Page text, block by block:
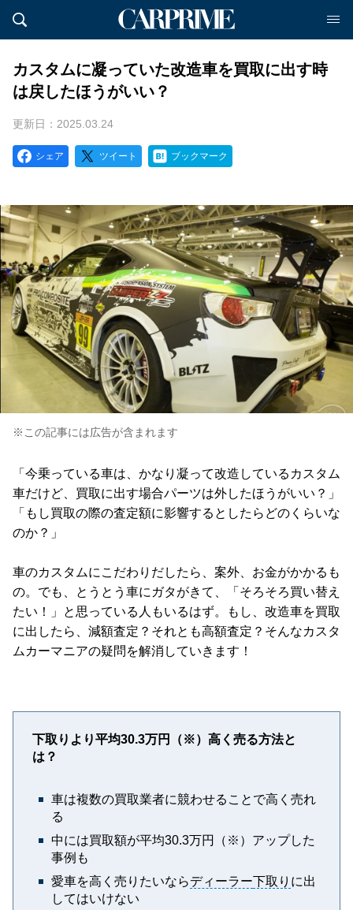
カスタムに凝っていた改造車を買取に出す時
は戻したほうがいい？
更新日：2025.03.24
シェア ツイート ブックマーク
※この記事には広告が含まれます
「今乗っている車は、かなり凝って改造しているカスタム
車だけど、買取に出す場合パーツは外したほうがいい？」
「もし買取の際の査定額に影響するとしたらどのくらいな
のか？」
車のカスタムにこだわりだしたら、案外、お金がかかるも
の。でも、とうとう車にガタがきて、「そろそろ買い替え
たい！」と思っている人もいるはず。もし、改造車を買取
に出したら、減額査定？それとも高額査定？そんなカスタ
ムカーマニアの疑問を解消していきます！
下取りより平均30.3万円（※）高く売る方法と
は？
車は複数の買取業者に競わせることで高く売れ
る
中には買取額が平均30.3万円（※）アップした
事例も
愛車を高く売りたいならディーラー下取り に出
してはいけない